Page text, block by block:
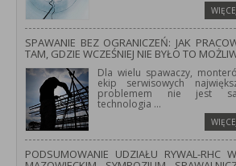
SPAWANIE BEZ OGRANICZEŃ: JAK
TAM, GDZIE WCZEŚNIEJ NIE BYŁO TO
Dla wielu spawaczy,
ekip serwisowych
problemem nie jest
technologia ...
PODSUMOWANIE UDZIAŁU RYWAL-RHC